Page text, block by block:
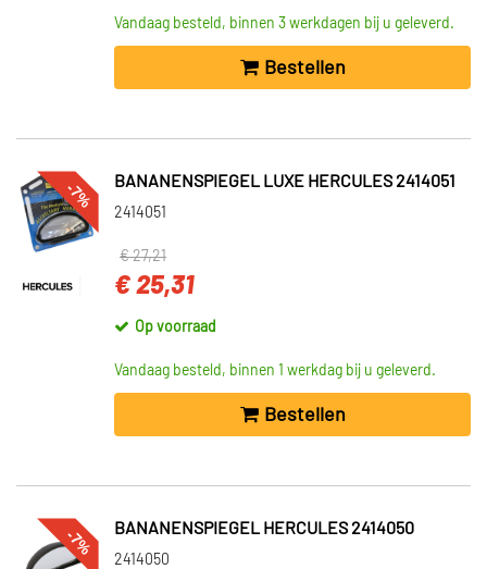
Vandaag besteld, binnen 3 werkdagen bij u geleverd.
Bestellen
-7% BANANENSPIEGEL LUXE HERCULES 2414051
2414051
€ 27,21
€ 25,31
Op voorraad
Vandaag besteld, binnen 1 werkdag bij u geleverd.
Bestellen
-7% BANANENSPIEGEL HERCULES 2414050
2414050